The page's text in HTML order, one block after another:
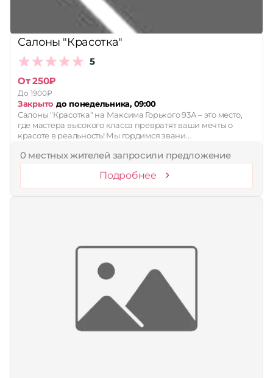
Салоны "Красотка"
5
От 250₽
До 1900₽
Закрыто до понедельника, 09:00
Салоны "Красотка" на Максима Горького 93А – это место,
где мастера высокого класса превратят ваши мечты о
красоте в реальность! Мы гордимся звани…
0 местных жителей запросили предложение
Подробнее